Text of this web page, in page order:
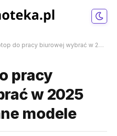
pracy biurowej wybrać w 2025 roku? Polecane modele
pracy
w 2025
modele